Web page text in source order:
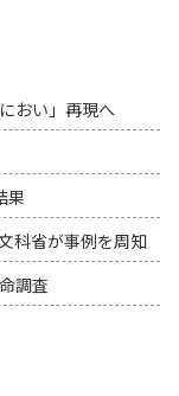
おい」再現へ
果
科省が事例を周知
調査